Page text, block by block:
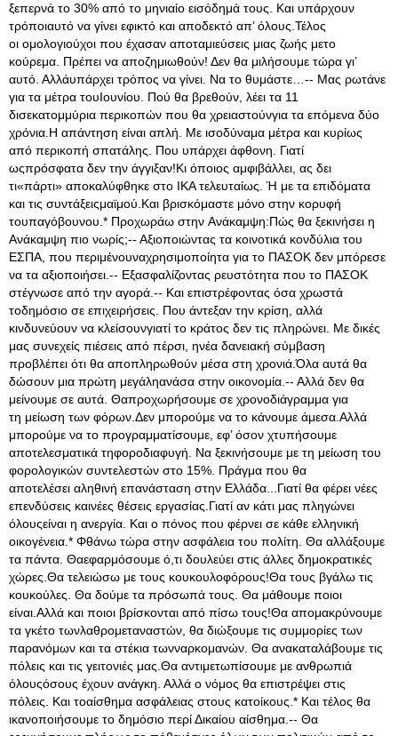
ξεπερνά το 30% από το μηνιαίο εισόδημά τους. Και υπάρχουν
τρόποιαυτό να γίνει εφικτό και αποδεκτό απ’ όλους.Τέλος
οι ομολογιούχοι που έχασαν αποταμιεύσεις μιας ζωής μετο
κούρεμα. Πρέπει να αποζημιωθούν! Δεν θα μιλήσουμε τώρα γι’
αυτό. Αλλάυπάρχει τρόπος να γίνει. Να το θυμάστε…-- Μας ρωτάνε
για τα μέτρα τουΙουνίου. Πού θα βρεθούν, λέει τα 11
δισεκατομμύρια περικοπών που θα χρειαστούνγια τα επόμενα δύο
χρόνια.Η απάντηση είναι απλή. Με ισοδύναμα μέτρα και κυρίως
από περικοπή σπατάλης. Που υπάρχει άφθονη. Γιατί
ωςπρόσφατα δεν την άγγιξαν!Κι όποιος αμφιβάλλει, ας δει
τι«πάρτι» αποκαλύφθηκε στο ΙΚΑ τελευταίως. Ή με τα επιδόματα
και τις συντάξειςμαϊμού.Και βρισκόμαστε μόνο στην κορυφή
τουπαγόβουνου.* Προχωράω στην Ανάκαμψη:Πώς θα ξεκινήσει η
Ανάκαμψη πιο νωρίς;-- Αξιοποιώντας τα κοινοτικά κονδύλια του
ΕΣΠΑ, που περιμένουναχρησιμοποίητα για το ΠΑΣΟΚ δεν μπόρεσε
να τα αξιοποιήσει.-- Εξασφαλίζοντας ρευστότητα που το ΠΑΣΟΚ
στέγνωσε από την αγορά.-- Και επιστρέφοντας όσα χρωστά
τοδημόσιο σε επιχειρήσεις. Που άντεξαν την κρίση, αλλά
κινδυνεύουν να κλείσουνγιατί το κράτος δεν τις πληρώνει. Με δικές
μας συνεχείς πιέσεις από πέρσι, ηνέα δανειακή σύμβαση
προβλέπει ότι θα αποπληρωθούν μέσα στη χρονιά.Όλα αυτά θα
δώσουν μια πρώτη μεγάληανάσα στην οικονομία.-- Αλλά δεν θα
μείνουμε σε αυτά. Θαπροχωρήσουμε σε χρονοδιάγραμμα για
τη μείωση των φόρων.Δεν μπορούμε να το κάνουμε άμεσα.Αλλά
μπορούμε να το προγραμματίσουμε, εφ’ όσον χτυπήσουμε
αποτελεσματικά τηφοροδιαφυγή. Να ξεκινήσουμε με τη μείωση του
φορολογικών συντελεστών στο 15%. Πράγμα που θα
αποτελέσει αληθινή επανάσταση στην Ελλάδα...Γιατί θα φέρει νέες
επενδύσεις καινέες θέσεις εργασίας.Γιατί αν κάτι μας πληγώνει
όλουςείναι η ανεργία. Και ο πόνος που φέρνει σε κάθε ελληνική
οικογένεια.* Φθάνω τώρα στην ασφάλεια του πολίτη. Θα αλλάξουμε
τα πάντα. Θαεφαρμόσουμε ό,τι δουλεύει στις άλλες δημοκρατικές
χώρες.Θα τελειώσω με τους κουκουλοφόρους!Θα τους βγάλω τις
κουκούλες. Θα δούμε τα πρόσωπά τους. Θα μάθουμε ποιοι
είναι.Αλλά και ποιοι βρίσκονται από πίσω τους!Θα απομακρύνουμε
τα γκέτο τωνλαθρομεταναστών, θα διώξουμε τις συμμορίες των
παρανόμων και τα στέκια τωνναρκομανών. Θα ανακαταλάβουμε τις
πόλεις και τις γειτονιές μας.Θα αντιμετωπίσουμε με ανθρωπιά
όλουςόσους έχουν ανάγκη. Αλλά ο νόμος θα επιστρέψει στις
πόλεις. Και τοαίσθημα ασφάλειας στους κατοίκους.* Και τέλος θα
ικανοποιήσουμε το δημόσιο περί Δικαίου αίσθημα.-- Θα